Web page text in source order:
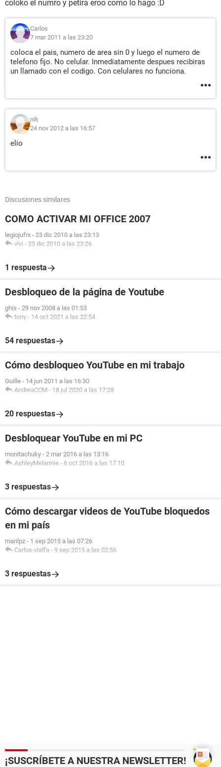
coloko el numro y petira eroo como lo hago :D
Carlos
7 mar 2011 a las 23:20
coloca el pais, numero de area sin 0 y luego el numero de
telefono fijo. No celular. Inmediatamente despues recibiras
un llamado con el codigo. Con celulares no funciona.
nik
24 nov 2012 a las 16:57
elio
Discusiones similares
COMO ACTIVAR MI OFFICE 2007
legiojufrx - 23 dic 2010 a las 23:13
vivi - 23 dic 2010 a las 23:26
1 respuesta
Desbloqueo de la página de Youtube
ghis - 29 nov 2008 a las 01:53
tony - 14 oct 2021 a las 22:54
54 respuestas
Cómo desbloqueo YouTube en mi trabajo
Guille - 14 jun 2011 a las 16:30
AndreaCCM - 18 jul 2020 a las 17:28
20 respuestas
Desbloquear YouTube en mi PC
monitachuky - 2 mar 2016 a las 13:16
AshleyMelannie - 6 oct 2016 a las 17:10
3 respuestas
Cómo descargar videos de YouTube bloquedos
en mi país
marilpz - 1 sep 2015 a las 07:26
Carlos-vialfa - 9 sep 2015 a las 02:56
3 respuestas
¡SUSCRÍBETE A NUESTRA NEWSLETTER!